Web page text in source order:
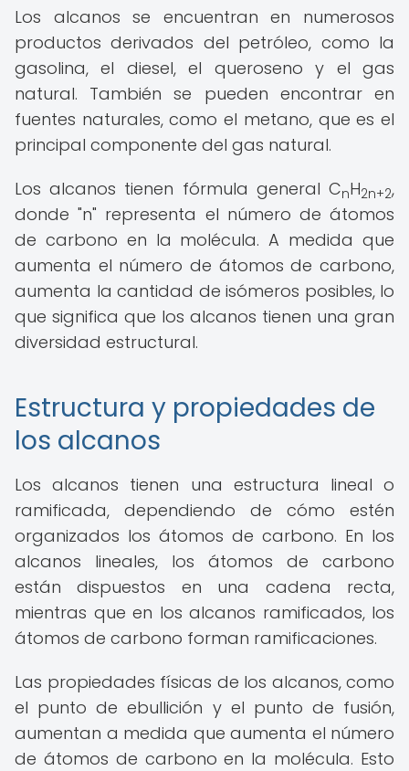
Los alcanos se encuentran en numerosos
productos derivados del petróleo, como la
gasolina, el diesel, el queroseno y el gas
natural. También se pueden encontrar en
fuentes naturales, como el metano, que es el
principal componente del gas natural.
Los alcanos tienen fórmula general CnH2n+2,
donde "n" representa el número de átomos
de carbono en la molécula. A medida que
aumenta el número de átomos de carbono,
aumenta la cantidad de isómeros posibles, lo
que significa que los alcanos tienen una gran
diversidad estructural.
Estructura y propiedades de
los alcanos
Los alcanos tienen una estructura lineal o
ramificada, dependiendo de cómo estén
organizados los átomos de carbono. En los
alcanos lineales, los átomos de carbono
están dispuestos en una cadena recta,
mientras que en los alcanos ramificados, los
átomos de carbono forman ramificaciones.
Las propiedades físicas de los alcanos, como
el punto de ebullición y el punto de fusión,
aumentan a medida que aumenta el número
de átomos de carbono en la molécula. Esto